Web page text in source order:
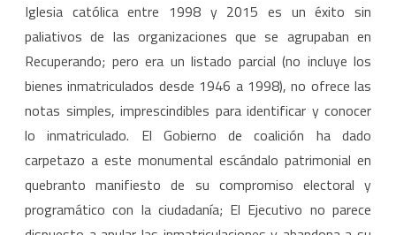
Iglesia católica entre 1998 y 2015 es un éxito sin
paliativos de las organizaciones que se agrupaban en
Recuperando; pero era un listado parcial (no incluye los
bienes inmatriculados desde 1946 a 1998), no ofrece las
notas simples, imprescindibles para identificar y conocer
lo inmatriculado. El Gobierno de coalición ha dado
carpetazo a este monumental escándalo patrimonial en
quebranto manifiesto de su compromiso electoral y
programático con la ciudadanía; El Ejecutivo no parece